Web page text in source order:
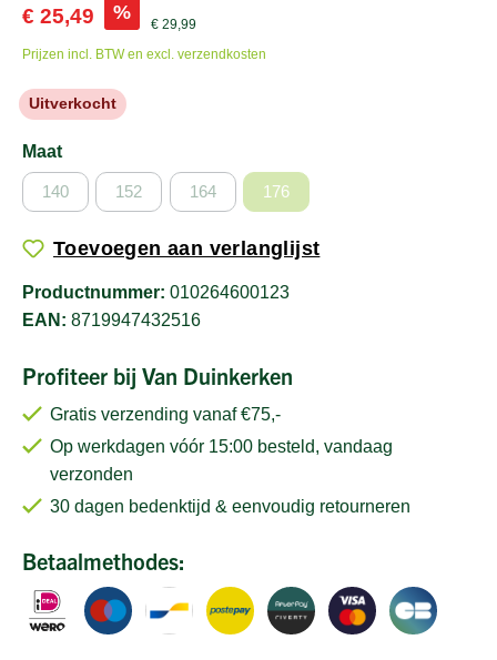
€ 25,49 %
€ 29,99
Prijzen incl. BTW en excl. verzendkosten
Uitverkocht
Maat
140 152 164 176
Toevoegen aan verlanglijst
Productnummer: 010264600123
EAN: 8719947432516
Profiteer bij Van Duinkerken
Gratis verzending vanaf €75,-
Op werkdagen vóór 15:00 besteld, vandaag
verzonden
30 dagen bedenktijd & eenvoudig retourneren
Betaalmethodes: